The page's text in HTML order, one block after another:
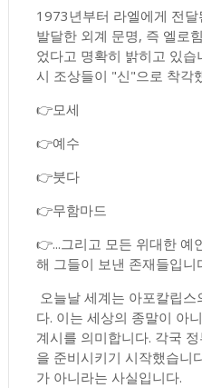
1973년부터 라엘에게 전
발달한 외계 문명, 즉 엘로
었다고 명확히 밝히고 있
시 조상들이 "신"으로 착각
👉모세
👉예수
👉붓다
👉무함마드
👉...그리고 모든 위대한 예
해 그들이 보낸 존재들입니
오늘날 세계는 아포칼립
다. 이는 세상의 종말이 아
계시를 의미합니다. 각국
을 준비시키기 시작했습니
가 아니라는 사실입니다.